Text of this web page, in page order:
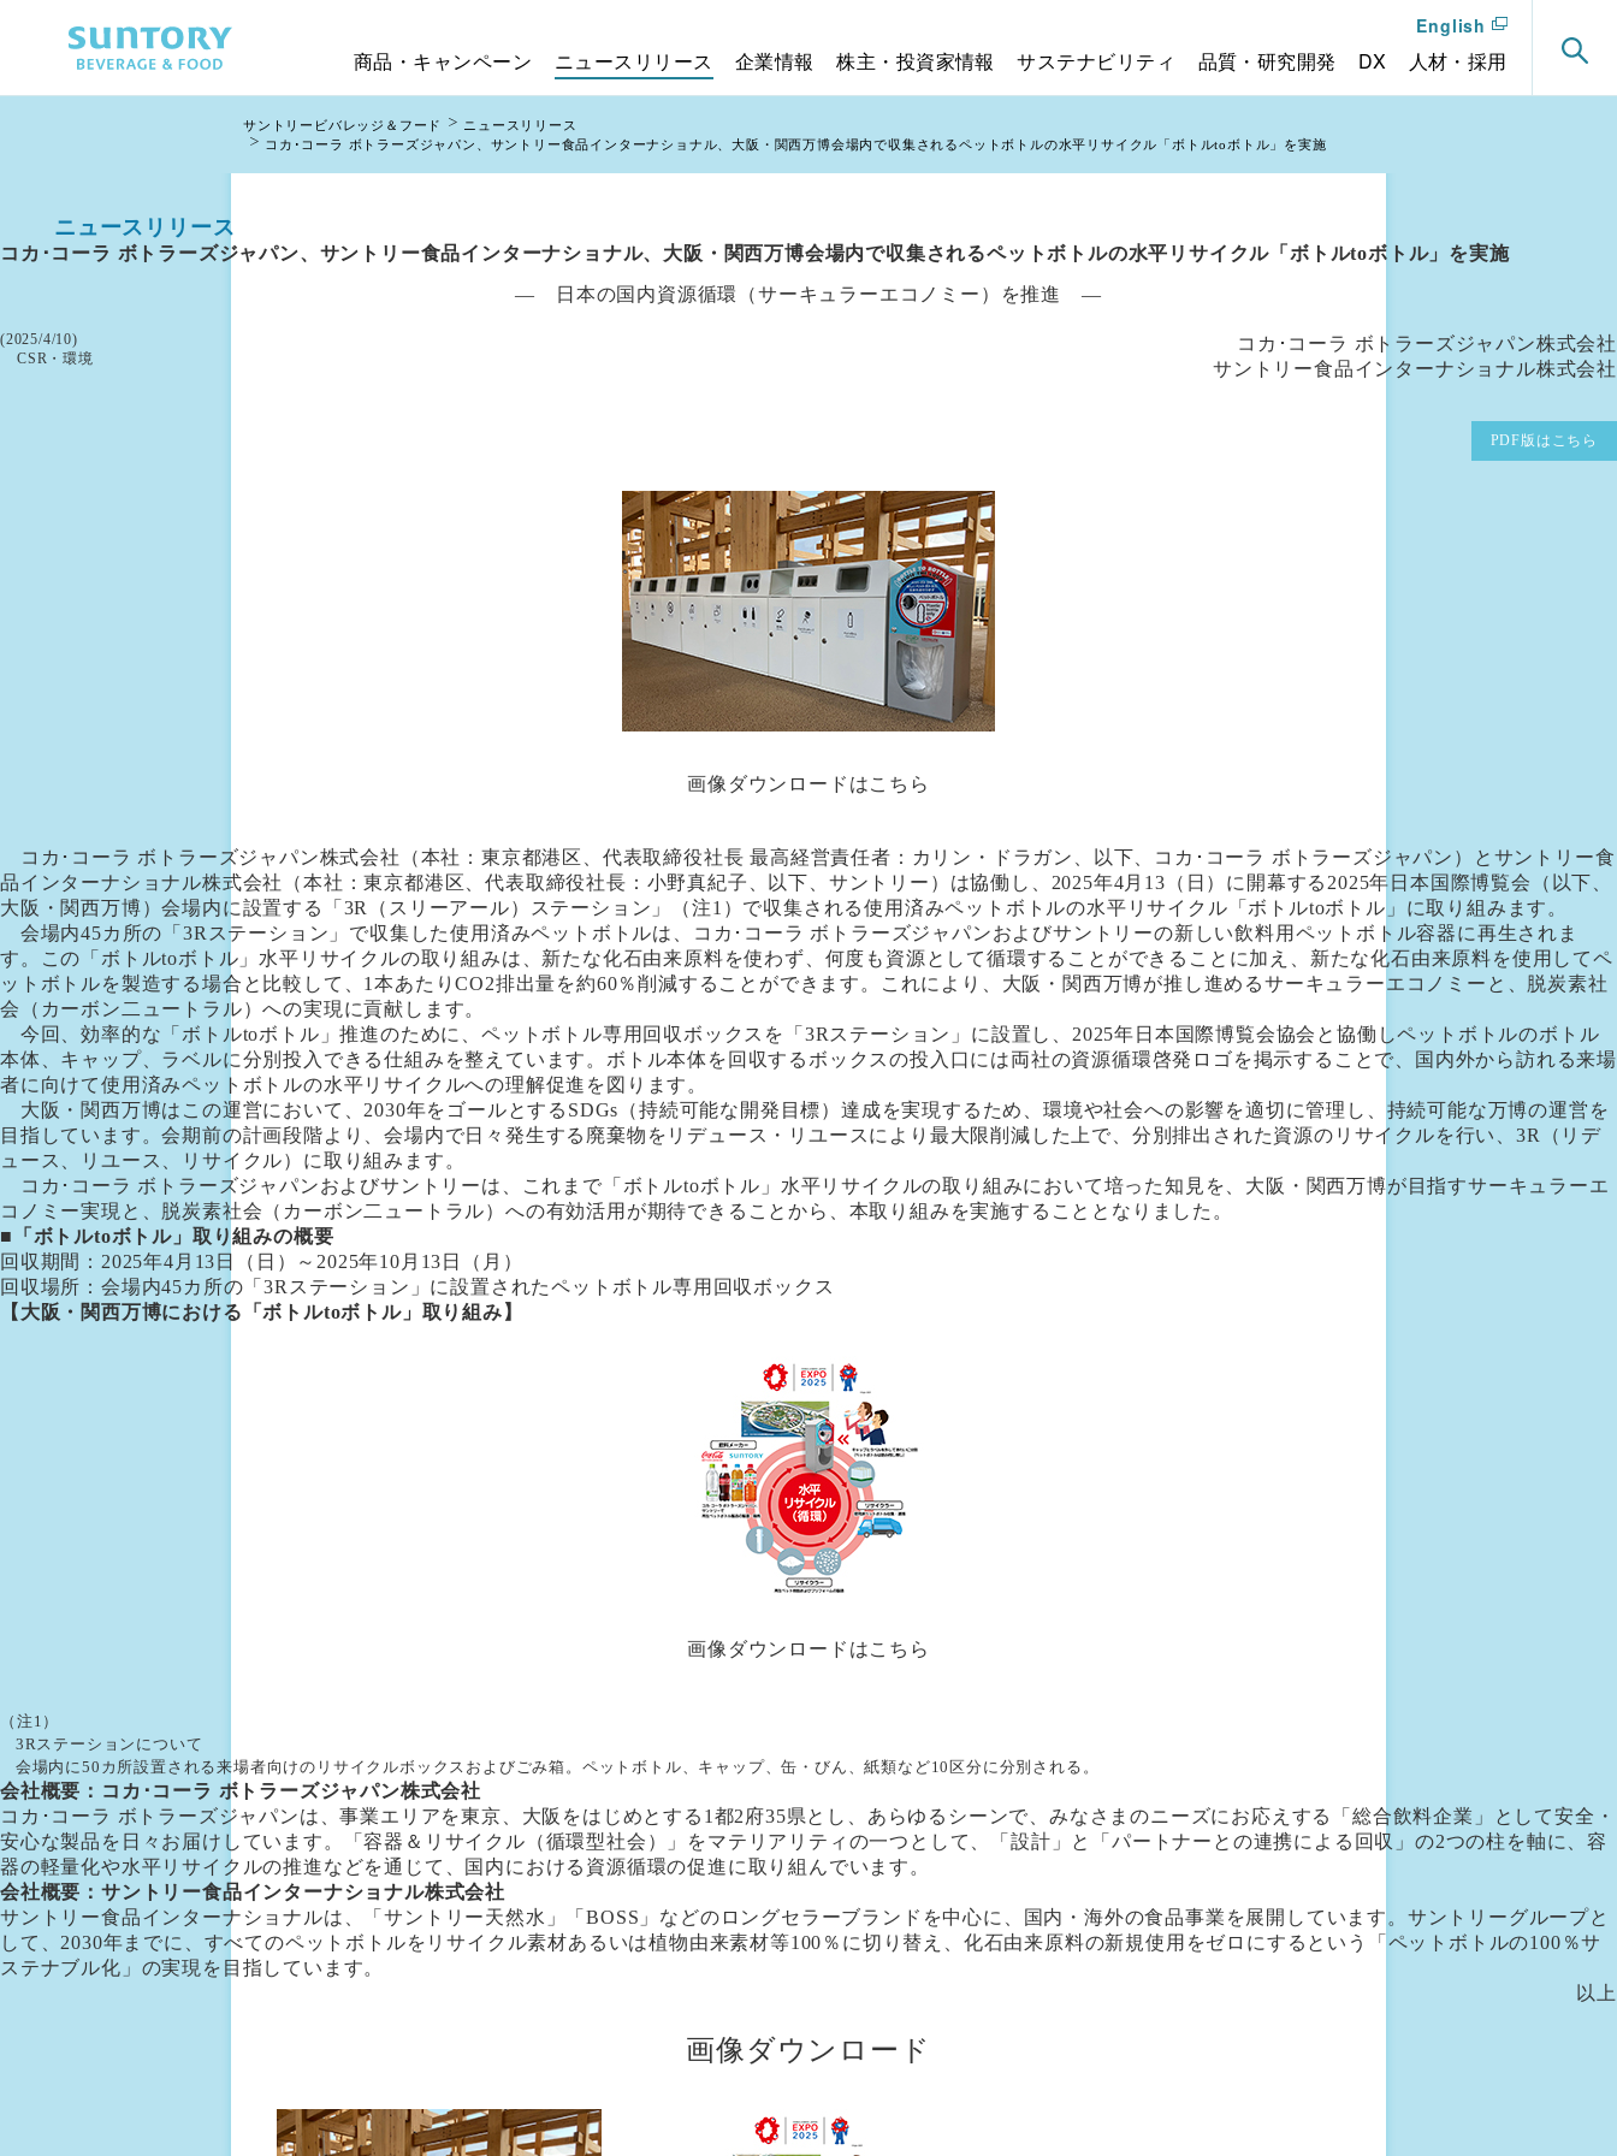
商品・キャンペーン ニュースリリース 企業情報 株主・投資家情報 サステナビリティ 品質・研究開発 DX 人材・採用
English
サントリービバレッジ＆フード
ニュースリリース
コカ･コーラ ボトラーズジャパン、サントリー食品インターナショナル、大阪・関西万博会場内で収集されるペットボトルの水平リサイクル「ボトルtoボトル」を実施
ニュースリリース
コカ･コーラ ボトラーズジャパン、サントリー食品インターナショナル、大阪・関西万博会場内で収集されるペットボトルの水平リサイクル「ボトルtoボトル」を実施
― 日本の国内資源循環（サーキュラーエコノミー）を推進 ―
掲載日
(2025/4/10)
カテゴリー
CSR・環境
企業名
コカ･コーラ ボトラーズジャパン株式会社
サントリー食品インターナショナル株式会社
PDF版はこちら
画像ダウンロードはこちら
コカ･コーラ ボトラーズジャパン株式会社（本社：東京都港区、代表取締役社長 最高経営責任者：カリン・ドラガン、以下、コカ･コーラ ボトラーズジャパン）とサントリー食
品インターナショナル株式会社（本社：東京都港区、代表取締役社長：小野真紀子、以下、サントリー）は協働し、2025年4月13（日）に開幕する2025年日本国際博覧会（以下、
大阪・関西万博）会場内に設置する「3R（スリーアール）ステーション」（注1）で収集される使用済みペットボトルの水平リサイクル「ボトルtoボトル」に取り組みます。
会場内45カ所の「3Rステーション」で収集した使用済みペットボトルは、コカ･コーラ ボトラーズジャパンおよびサントリーの新しい飲料用ペットボトル容器に再生されま
す。この「ボトルtoボトル」水平リサイクルの取り組みは、新たな化石由来原料を使わず、何度も資源として循環することができることに加え、新たな化石由来原料を使用してペ
ットボトルを製造する場合と比較して、1本あたりCO2排出量を約60％削減することができます。これにより、大阪・関西万博が推し進めるサーキュラーエコノミーと、脱炭素社
会（カーボン二ュートラル）への実現に貢献します。
今回、効率的な「ボトルtoボトル」推進のために、ペットボトル専用回収ボックスを「3Rステーション」に設置し、2025年日本国際博覧会協会と協働しペットボトルのボトル
本体、キャップ、ラベルに分別投入できる仕組みを整えています。ボトル本体を回収するボックスの投入口には両社の資源循環啓発ロゴを掲示することで、国内外から訪れる来場
者に向けて使用済みペットボトルの水平リサイクルへの理解促進を図ります。
大阪・関西万博はこの運営において、2030年をゴールとするSDGs（持続可能な開発目標）達成を実現するため、環境や社会への影響を適切に管理し、持続可能な万博の運営を
目指しています。会期前の計画段階より、会場内で日々発生する廃棄物をリデュース・リユースにより最大限削減した上で、分別排出された資源のリサイクルを行い、3R（リデ
ュース、リユース、リサイクル）に取り組みます。
コカ･コーラ ボトラーズジャパンおよびサントリーは、これまで「ボトルtoボトル」水平リサイクルの取り組みにおいて培った知見を、大阪・関西万博が目指すサーキュラーエ
コノミー実現と、脱炭素社会（カーボン二ュートラル）への有効活用が期待できることから、本取り組みを実施することとなりました。
■「ボトルtoボトル」取り組みの概要
回収期間：2025年4月13日（日）～2025年10月13日（月）
回収場所：会場内45カ所の「3Rステーション」に設置されたペットボトル専用回収ボックス
【大阪・関西万博における「ボトルtoボトル」取り組み】
画像ダウンロードはこちら
（注1）
3Rステーションについて
会場内に50カ所設置される来場者向けのリサイクルボックスおよびごみ箱。ペットボトル、キャップ、缶・びん、紙類など10区分に分別される。
会社概要：コカ･コーラ ボトラーズジャパン株式会社
コカ･コーラ ボトラーズジャパンは、事業エリアを東京、大阪をはじめとする1都2府35県とし、あらゆるシーンで、みなさまのニーズにお応えする「総合飲料企業」として安全・
安心な製品を日々お届けしています。「容器＆リサイクル（循環型社会）」をマテリアリティの一つとして、「設計」と「パートナーとの連携による回収」の2つの柱を軸に、容
器の軽量化や水平リサイクルの推進などを通じて、国内における資源循環の促進に取り組んでいます。
会社概要：サントリー食品インターナショナル株式会社
サントリー食品インターナショナルは、「サントリー天然水」「BOSS」などのロングセラーブランドを中心に、国内・海外の食品事業を展開しています。サントリーグループと
して、2030年までに、すべてのペットボトルをリサイクル素材あるいは植物由来素材等100％に切り替え、化石由来原料の新規使用をゼロにするという「ペットボトルの100％サ
ステナブル化」の実現を目指しています。
以上
画像ダウンロード